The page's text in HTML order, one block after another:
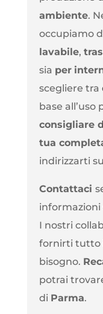
ambiente.
occupiamo
lavabile,
sia per
scegliere tra
base all’uso
consigliare
tua
indirizzarti
Contattaci
I nostri
fornirti tutto
bisogno.
potrai
di Parma.